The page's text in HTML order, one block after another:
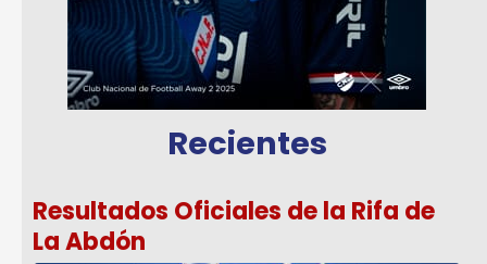
Recientes
Resultados Oficiales de la Rifa de
La Abdón